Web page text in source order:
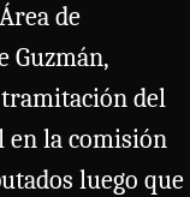
de
Guzmán,
del
en la comisión
luego que